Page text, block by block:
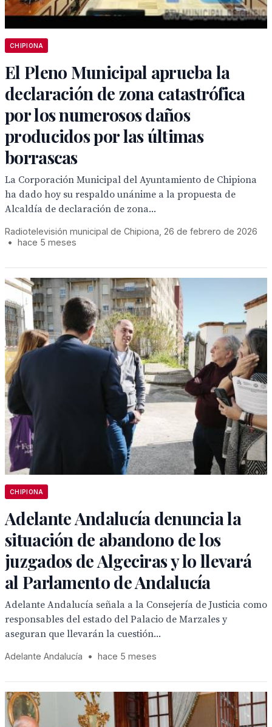
CHIPIONA
El Pleno Municipal aprueba la
declaración de zona catastrófica
por los numerosos daños
producidos por las últimas
borrascas
La Corporación Municipal del Ayuntamiento de Chipiona
ha dado hoy su respaldo unánime a la propuesta de
Alcaldía de declaración de zona...
Radiotelevisión municipal de Chipiona, 26 de febrero de 2026
• hace 5 meses
CHIPIONA
Adelante Andalucía denuncia la
situación de abandono de los
juzgados de Algeciras y lo llevará
al Parlamento de Andalucía
Adelante Andalucía señala a la Consejería de Justicia como
responsables del estado del Palacio de Marzales y
aseguran que llevarán la cuestión...
Adelante Andalucía • hace 5 meses